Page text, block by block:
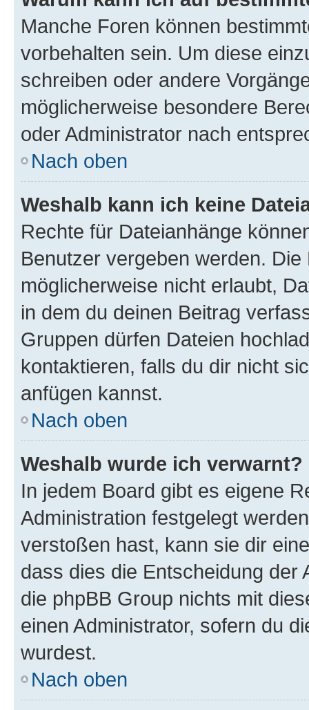
Manche Foren können
vorbehalten sein. Um diese
schreiben oder andere
möglicherweise besondere
oder Administrator nach
Nach oben
Weshalb kann ich keine
Rechte für Dateianhänge
Benutzer vergeben werden.
möglicherweise nicht erlaubt,
in dem du deinen Beitrag
Gruppen dürfen Dateien
kontaktieren, falls du dir nicht
anfügen kannst.
Nach oben
Weshalb wurde ich verwarnt?
In jedem Board gibt es eigene
Administration festgelegt
verstoßen hast, kann sie dir
dass dies die Entscheidung der
die phpBB Group nichts mit
einen Administrator, sofern du
wurdest.
Nach oben